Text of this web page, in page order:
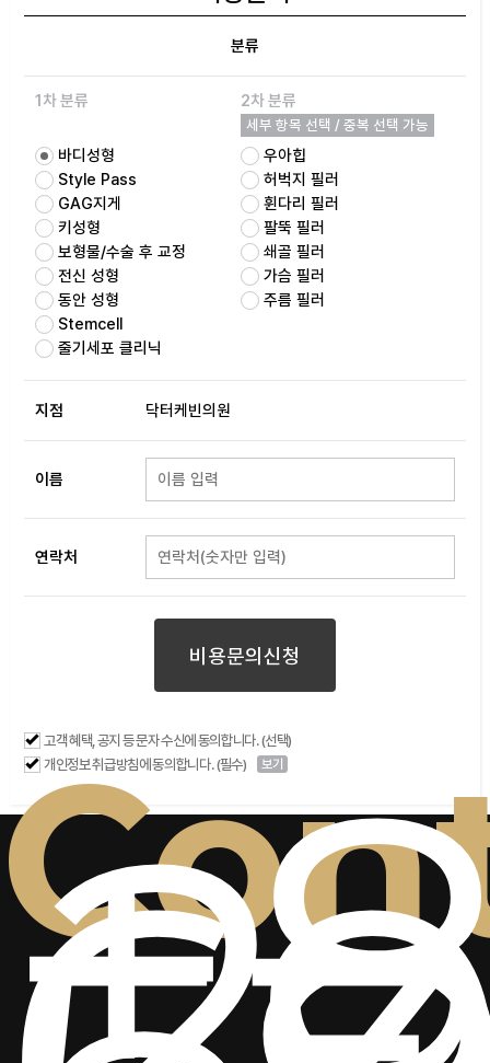
분류
1차 분류
바디성형
Style Pass
GAG지게
키성형
보형물/수술 후 교정
전신 성형
동안 성형
Stemcell
줄기세포 클리닉
2차 분류
세부 항목 선택 / 중복 선택 가능
우아힙
허벅지 필러
휜다리 필러
팔뚝 필러
쇄골 필러
가슴 필러
주름 필러
지점 닥터케빈의원
이름
연락처
비용문의신청
고객 혜택, 공지 등 문자 수신에 동의합니다. (선택)
개인정보 취급방침에 동의합니다. (필수)
보기